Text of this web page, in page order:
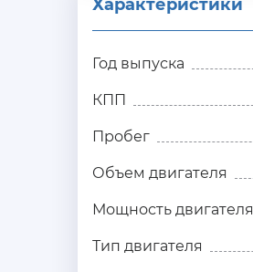
Характеристики
Год выпуска
КПП
Пробег
Объем двигателя
Мощность двигателя
Тип двигателя